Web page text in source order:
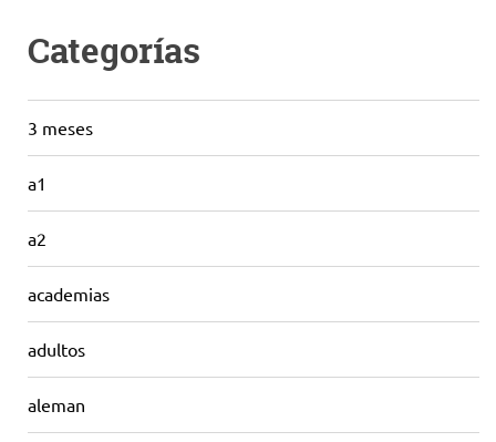
Categorías
3 meses
a1
a2
academias
adultos
aleman